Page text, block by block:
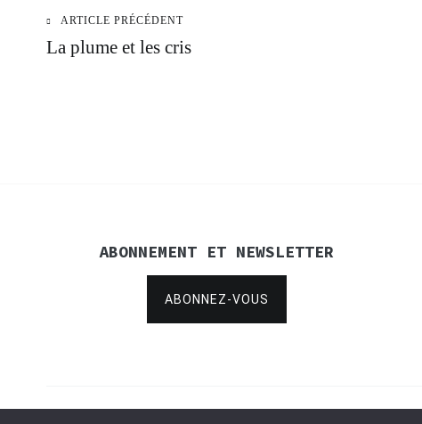
Navigation
ARTICLE PRÉCÉDENT
La plume et les cris
ABONNEMENT ET NEWSLETTER
ABONNEZ-VOUS